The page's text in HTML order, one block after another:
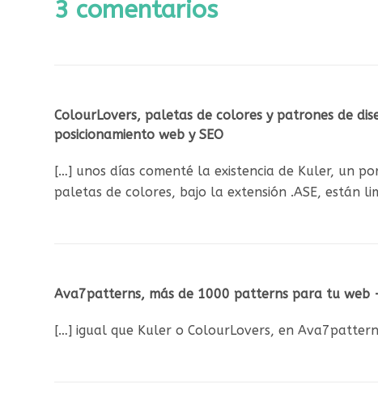
3 comentarios
ColourLovers, paletas de colores y patrones de
posicionamiento web y SEO
[…] unos días comenté la existencia de Kuler, un
paletas de colores, bajo la extensión .ASE, están
Ava7patterns, más de 1000 patterns para tu web
[…] igual que Kuler o ColourLovers, en